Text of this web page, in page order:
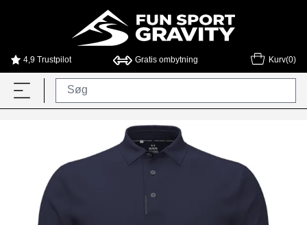
4,9 Trustpilot Gratis ombytning Kurv(0)